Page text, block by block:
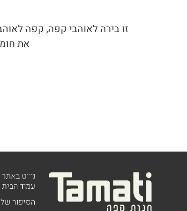
זו בירה לאוהבי קפה, קפה
את
ניווט באתר
עמוד הבית
הסיפור